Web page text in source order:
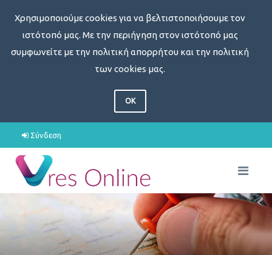
Χρησιμοποιούμε cookies για να βελτιστοποιήσουμε τον
ιστότοπό μας. Με την περιήγηση στον ιστότοπό μας
συμφωνείτε με την πολιτική απορρήτου και την πολιτική
των cookies μας.
OK
Σύνδεση